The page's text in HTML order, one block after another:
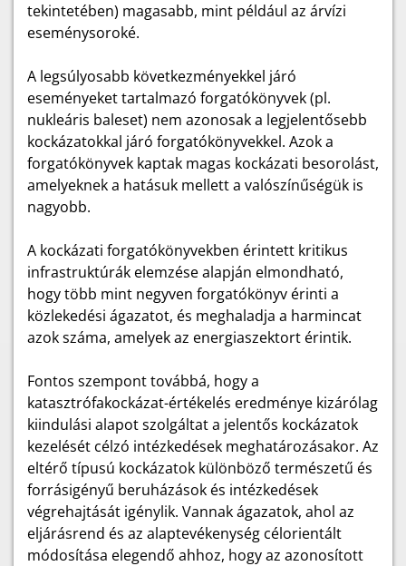
tekintetében) magasabb, mint például az árvízi
eseménysoroké.
A legsúlyosabb következményekkel járó
eseményeket tartalmazó forgatókönyvek (pl.
nukleáris baleset) nem azonosak a legjelentősebb
kockázatokkal járó forgatókönyvekkel. Azok a
forgatókönyvek kaptak magas kockázati besorolást,
amelyeknek a hatásuk mellett a valószínűségük is
nagyobb.
A kockázati forgatókönyvekben érintett kritikus
infrastruktúrák elemzése alapján elmondható,
hogy több mint negyven forgatókönyv érinti a
közlekedési ágazatot, és meghaladja a harmincat
azok száma, amelyek az energiaszektort érintik.
Fontos szempont továbbá, hogy a
katasztrófakockázat-értékelés eredménye kizárólag
kiindulási alapot szolgáltat a jelentős kockázatok
kezelését célzó intézkedések meghatározásakor. Az
eltérő típusú kockázatok különböző természetű és
forrásigényű beruházások és intézkedések
végrehajtását igénylik. Vannak ágazatok, ahol az
eljárásrend és az alaptevékenység célorientált
módosítása elegendő ahhoz, hogy az azonosított